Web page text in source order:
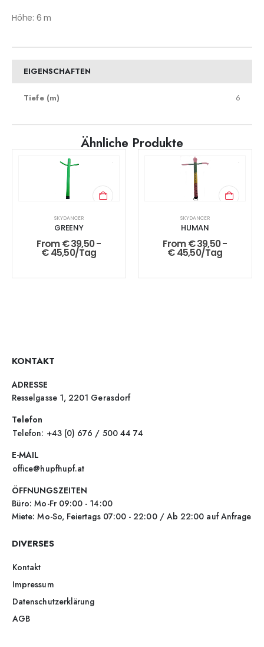
Höhe: 6 m
EIGENSCHAFTEN
Tiefe (m) 6
Ähnliche Produkte
SKYDANCER
GREENY
From€39,50-
€45,50/Tag
SKYDANCER
HUMAN
From€39,50-
€45,50/Tag
KONTAKT
ADRESSE
Resselgasse 1, 2201 Gerasdorf
Telefon
Telefon: +43 (0) 676 / 500 44 74
E-MAIL
office@hupfhupf.at
ÖFFNUNGSZEITEN
Büro: Mo-Fr 09:00 - 14:00
Miete: Mo-So, Feiertags 07:00 - 22:00 / Ab 22:00 auf Anfrage
DIVERSES
Kontakt
Impressum
Datenschutzerklärung
AGB